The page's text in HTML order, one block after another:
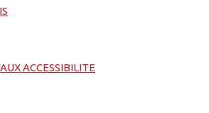
ACCESSIBILITE